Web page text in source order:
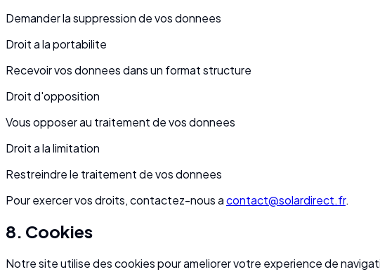
Demander la suppression de vos donnees
Droit a la portabilite
Recevoir vos donnees dans un format structure
Droit d'opposition
Vous opposer au traitement de vos donnees
Droit a la limitation
Restreindre le traitement de vos donnees
Pour exercer vos droits, contactez-nous acontact@solardirect.fr.
8. Cookies
Notre site utilise des cookies pour ameliorer votre experience de